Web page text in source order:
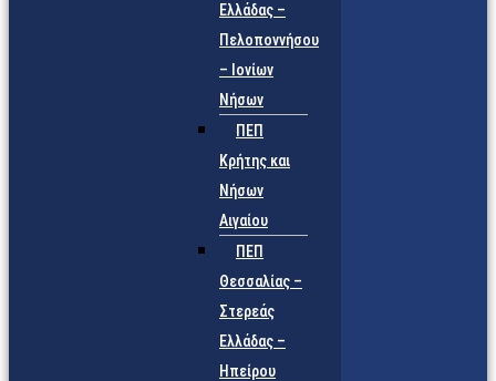
Ελλάδας –
Πελοποννήσου
– Ιονίων
Νήσων
ΠΕΠ
Κρήτης και
Νήσων
Αιγαίου
ΠΕΠ
Θεσσαλίας –
Στερεάς
Ελλάδας –
Ηπείρου